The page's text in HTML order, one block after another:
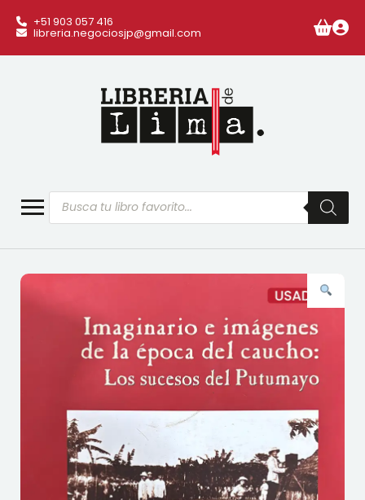
+51 903 057 416
libreria.negociosjp@gmail.com
Búsqueda
de
productos